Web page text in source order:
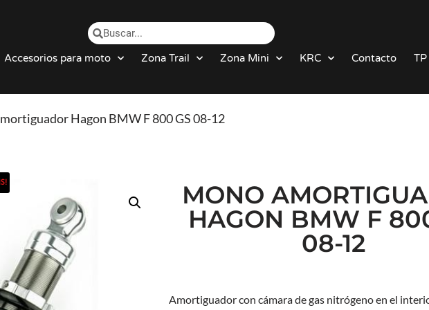
Accesorios para moto Zona Trail Zona Mini KRC Contacto
Hagon BMW F 800 GS 08-12
MONO
HAGON BMW F
08-12
Amortiguador con cámara de gas nitrógeno en el